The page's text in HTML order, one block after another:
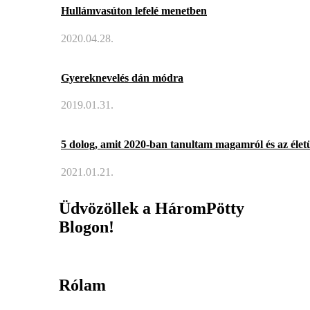
Hullámvasúton lefelé menetben
2020.04.28.
Gyereknevelés dán módra
2019.01.31.
5 dolog, amit 2020-ban tanultam magamról és az
2021.01.21.
Üdvözöllek a HáromPötty
Blogon!
Rólam